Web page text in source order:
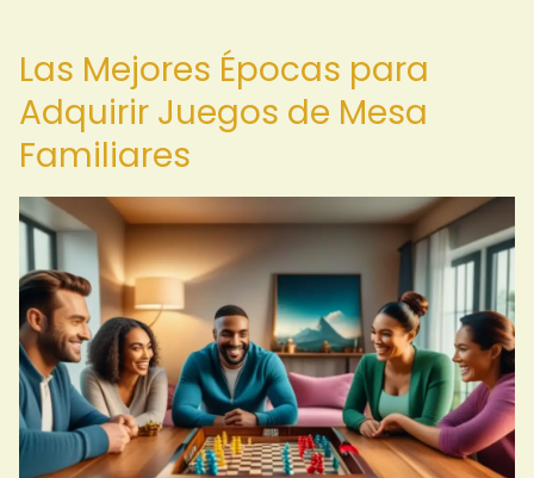
Las Mejores Épocas para
Adquirir Juegos de Mesa
Familiares